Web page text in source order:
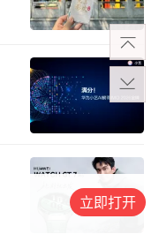
立即打开